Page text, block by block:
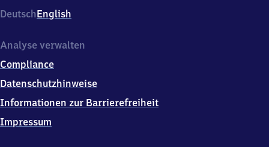
Neuer
Bahnhof
7
1
8
Eutingen
im
Gäu
DeutschEnglish
Analyse verwalten
Compliance
Datenschutzhinweise
Informationen zur Barrierefreiheit
Impressum